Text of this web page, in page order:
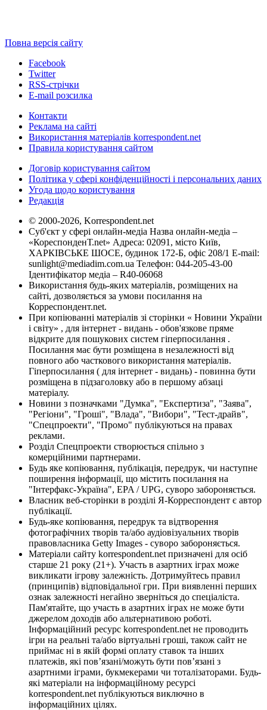
Повна версія сайту
Facebook
Twitter
RSS-стрічки
E-mail розсилка
Контакти
Реклама на сайті
Використання матеріалів korrespondent.net
Правила користування сайтом
Договір користування сайтом
Політика у сфері конфіденційності і персональних даних
Угода щодо користування
Редакція
© 2000-2026, Korrespondent.net
Суб'єкт у сфері онлайн-медіа Назва онлайн-медіа –
«КореспонденТ.net» Адреса: 02091, місто Київ,
ХАРКІВСЬКЕ ШОСЕ, будинок 172-Б, офіс 208/1 E-mail:
sunlight@mediadim.com.ua Телефон: 044-205-43-00
Ідентифікатор медіа – R40-06068
Використання будь-яких матеріалів, розміщених на
сайті, дозволяється за умови посилання на
Корреспондент.net.
При копіюванні матеріалів зі сторінки « Новини України
і світу» , для інтернет - видань - обов'язкове пряме
відкрите для пошукових систем гіперпосилання .
Посилання має бути розміщена в незалежності від
повного або часткового використання матеріалів.
Гіперпосилання ( для інтернет - видань) - повинна бути
розміщена в підзаголовку або в першому абзаці
матеріалу.
Новини з позначками "Думка", "Експертиза", "Заява",
"Регіони", "Гроші", "Влада", "Вибори", "Тест-драйв",
"Спецпроекти", "Промо" публікуються на правах
реклами.
Розділ Спецпроекти створюється спільно з
комерційними партнерами.
Будь яке копіювання, публікація, передрук, чи наступне
поширення інформації, що містить посилання на
"Інтерфакс-Україна", EPA / UPG, суворо забороняється.
Власник веб-сторінки в розділі Я-Корреспондент є автор
публікації.
Будь-яке копіювання, передрук та відтворення
фотографічних творів та/або аудіовізуальних творів
правовласника Getty Images - суворо забороняється.
Матеріали сайту korrespondent.net призначені для осіб
старше 21 року (21+). Участь в азартних іграх може
викликати ігрову залежність. Дотримуйтесь правил
(принципів) відповідальної гри. При виявленні перших
ознак залежності негайно зверніться до спеціаліста.
Пам'ятайте, що участь в азартних іграх не може бути
джерелом доходів або альтернативою роботі.
Інформаційний ресурс korrespondent.net не проводить
ігри на реальні та/або віртуальні гроші, також сайт не
приймає ні в якій формі оплату ставок та інших
платежів, які пов’язані/можуть бути пов’язані з
азартними іграми, букмекерами чи тоталізаторами. Будь-
які матеріали на інформаційному ресурсі
korrespondent.net публікуються виключно в
інформаційних цілях.